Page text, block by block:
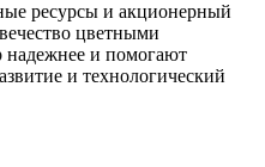
ресурсы и акционерный
цветными
надежнее и помогают
и технологический